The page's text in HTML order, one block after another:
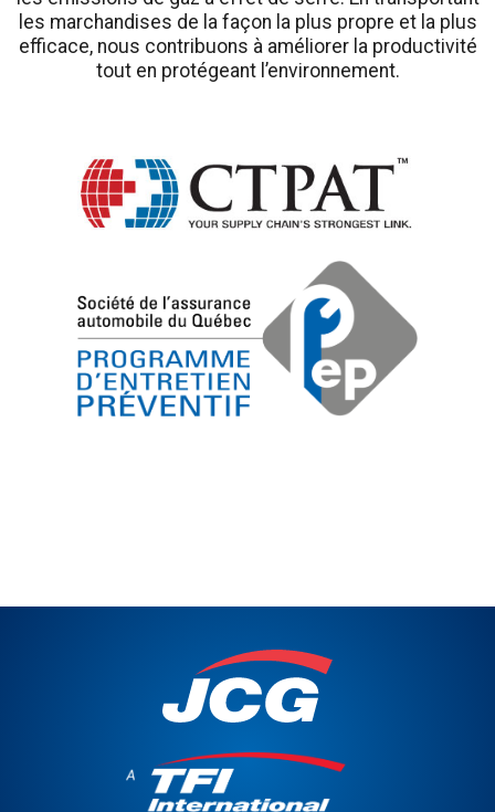
les marchandises de la façon la plus propre et la plus
efficace, nous contribuons à améliorer la productivité
tout en protégeant l’environnement.